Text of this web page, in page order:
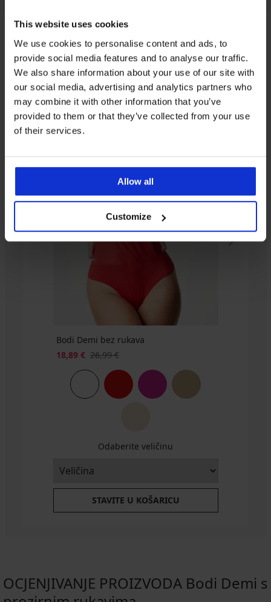
This website uses cookies
We use cookies to personalise content and ads, to
provide social media features and to analyse our traffic.
We also share information about your use of our site with
our social media, advertising and analytics partners who
may combine it with other information that you’ve
provided to them or that they’ve collected from your use
of their services.
Allow all
Customize
-30%
4,5
Ženski
bodi
25,89
€
bodi
Sophy
Bodi
41,99
Rasprodaja -50%
PREMIUM
€
PREMIUM
€
Bodi
57,99
Grace
82,99
body
Carol
Bodi
131,99
Iz iste kolekcije
Bodi Demi bez rukava
18,89 € 26,99 €
Odaberite veličinu
STAVITE U KOŠARICU
OCJENJIVANJE PROIZVODA Bodi Demi s